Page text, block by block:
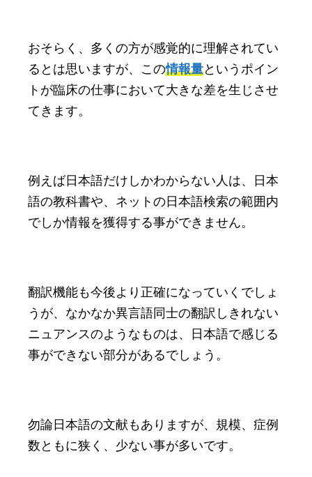
おそらく、多くの方が感覚的に理解されてい
るとは思いますが、この情報量というポイン
トが臨床の仕事において大きな差を生じさせ
てきます。
例えば日本語だけしかわからない人は、日本
語の教科書や、ネットの日本語検索の範囲内
でしか情報を獲得する事ができません。
翻訳機能も今後より正確になっていくでしょ
うが、なかなか異言語同士の翻訳しきれない
ニュアンスのようなものは、日本語で感じる
事ができない部分があるでしょう。
勿論日本語の文献もありますが、規模、症例
数ともに狭く、少ない事が多いです。